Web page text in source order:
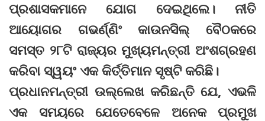
ପ୍ରଶାସକମାନେ ଯୋଗ ଦେଇଥିଲେ। ନୀତି
ଆୟୋଗର ଗଭର୍ଣ୍ଣିଂ କାଉନସିଲ୍ ବୈଠକରେ
ସମସ୍ତ ୨୮ଟି ରାଜ୍ୟର ମୁଖ୍ୟମନ୍ତ୍ରୀ ଅଂଶଗ୍ରହଣ
କରିବା ସ୍ୱୟଂ ଏକ କିର୍ତ୍ତିମାନ ସୃଷ୍ଟି କରିଛି।
ପ୍ରଧାନମନ୍ତ୍ରୀ ଉଲ୍ଲେଖ କରିଛନ୍ତି ଯେ, ଏଭଳି
ଏକ ସମୟରେ ଯେତେବେଳେ ଅନେକ ପ୍ରମୁଖ